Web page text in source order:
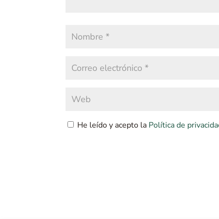
He leído y acepto la Política de